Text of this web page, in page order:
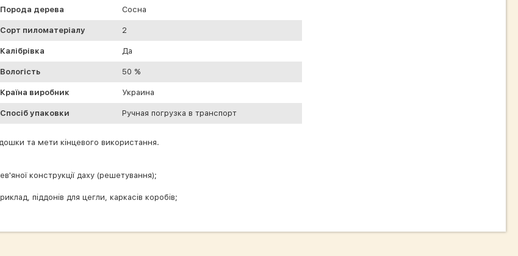
Порода дерева Сосна
Сорт пиломатеріалу 2
Калібрівка Да
Вологість 50 %
Країна виробник Украина
Спосіб упаковки Ручная погрузка в транспорт
та мети кінцевого використання.
конструкції даху (решетування);
піддонів для цегли, каркасів коробів;